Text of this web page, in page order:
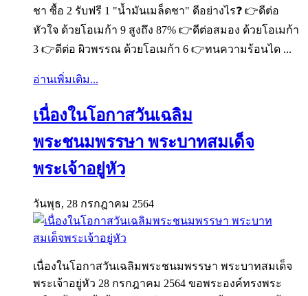
ชา ซื้อ 2 รับฟรี 1 "น้ำมันเมล็ดชา" ดีอย่างไร❓ 👉ดีต่อ
หัวใจ ด้วยโอเมก้า 9 สูงถึง 87% 👉ดีต่อสมอง ด้วยโอเมก้า
3 👉ดีต่อ ผิวพรรณ ด้วยโอเมก้า 6 👉ทนความร้อนได ...
อ่านเพิ่มเติม...
เนื่องในโอกาสวันเฉลิม
พระชนมพรรษา พระบาทสมเด็จ
พระเจ้าอยู่หัว
วันพุธ, 28 กรกฎาคม 2564
เนื่องในโอกาสวันเฉลิมพระชนมพรรษา พระบาทสมเด็จ
พระเจ้าอยู่หัว 28 กรกฎาคม 2564 ขอพระองค์ทรงพระ